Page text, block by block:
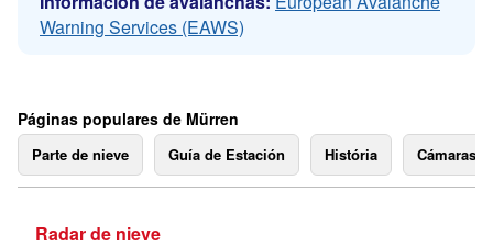
Warning Services (EAWS)
Páginas populares de Mürren
Parte de nieve Guía de Estación História Cámaras
Radar de nieve